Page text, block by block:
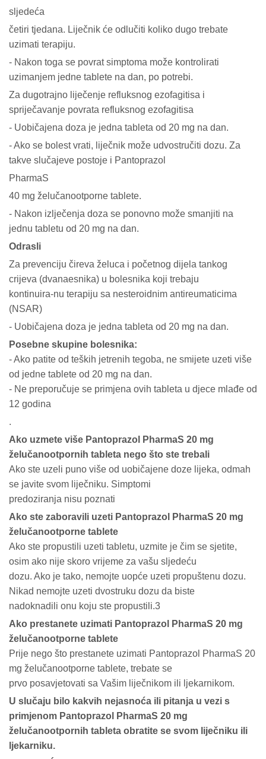
sljedeća
četiri tjedana. Liječnik će odlučiti koliko dugo trebate
uzimati terapiju.
- Nakon toga se povrat simptoma može kontrolirati
uzimanjem jedne tablete na dan, po potrebi.
Za dugotrajno liječenje refluksnog ezofagitisa i
spriječavanje povrata refluksnog ezofagitisa
- Uobičajena doza je jedna tableta od 20 mg na dan.
- Ako se bolest vrati, liječnik može udvostručiti dozu. Za
takve slučajeve postoje i Pantoprazol
PharmaS
40 mg želučanootporne tablete.
- Nakon izlječenja doza se ponovno može smanjiti na
jednu tabletu od 20 mg na dan.
Odrasli
Za prevenciju čireva želuca i početnog dijela tankog
crijeva (dvanaesnika) u bolesnika koji trebaju
kontinuira-nu terapiju sa nesteroidnim antireumaticima
(NSAR)
- Uobičajena doza je jedna tableta od 20 mg na dan.
Posebne skupine bolesnika:
- Ako patite od teških jetrenih tegoba, ne smijete uzeti više
od jedne tablete od 20 mg na dan.
- Ne preporučuje se primjena ovih tableta u djece mlađe od
12 godina
.
Ako uzmete više Pantoprazol PharmaS 20 mg
želučanootpornih tableta nego što ste trebali
Ako ste uzeli puno više od uobičajene doze lijeka, odmah
se javite svom liječniku. Simptomi
predoziranja nisu poznati
Ako ste zaboravili uzeti Pantoprazol PharmaS 20 mg
želučanootporne tablete
Ako ste propustili uzeti tabletu, uzmite je čim se sjetite,
osim ako nije skoro vrijeme za vašu sljedeću
dozu. Ako je tako, nemojte uopće uzeti propuštenu dozu.
Nikad nemojte uzeti dvostruku dozu da biste
nadoknadili onu koju ste propustili.3
Ako prestanete uzimati Pantoprazol PharmaS 20 mg
želučanootporne tablete
Prije nego što prestanete uzimati Pantoprazol PharmaS 20
mg želučanootporne tablete, trebate se
prvo posavjetovati sa Vašim liječnikom ili ljekarnikom.
U slučaju bilo kakvih nejasnoća ili pitanja u vezi s
primjenom Pantoprazol PharmaS 20 mg
želučanootpornih tableta obratite se svom liječniku ili
ljekarniku.